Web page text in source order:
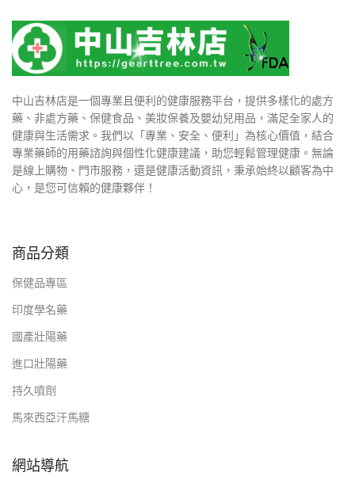
中山吉林店是一個專業且便利的健康服務平台，提供多樣化的處方
藥、非處方藥、保健食品、美妝保養及嬰幼兒用品，滿足全家人的
健康與生活需求。我們以「專業、安全、便利」為核心價值，結合
專業藥師的用藥諮詢與個性化健康建議，助您輕鬆管理健康。無論
是線上購物、門市服務，還是健康活動資訊，秉承始終以顧客為中
心，是您可信賴的健康夥伴！
商品分類
保健品專區
印度學名藥
國產壯陽藥
進口壯陽藥
持久噴劑
馬來西亞汗馬糖
網站導航